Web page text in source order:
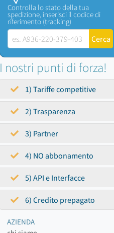
Controlla lo stato della tua
spedizione, inserisci il codice di
riferimento (tracking)
I nostri punti di forza!
1) Tariffe competitive
2) Trasparenza
3) Partner
4) NO abbonamento
5) API e Interfacce
6) Credito prepagato
AZIENDA